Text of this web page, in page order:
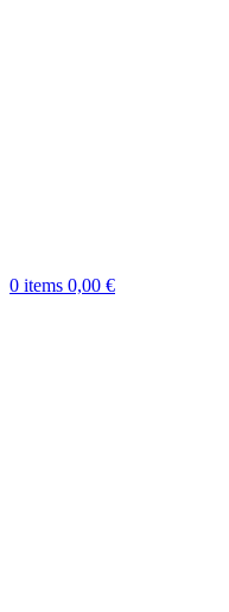
0 items 0,00 €